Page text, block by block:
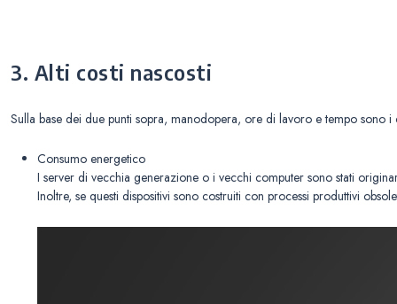
3. Alti costi nascosti
Sulla base dei due punti sopra, manodopera, ore di lavoro e tempo sono i
Consumo energetico
I server di vecchia generazione o i vecchi computer sono stati
Inoltre, se questi dispositivi sono costruiti con processi produttivi